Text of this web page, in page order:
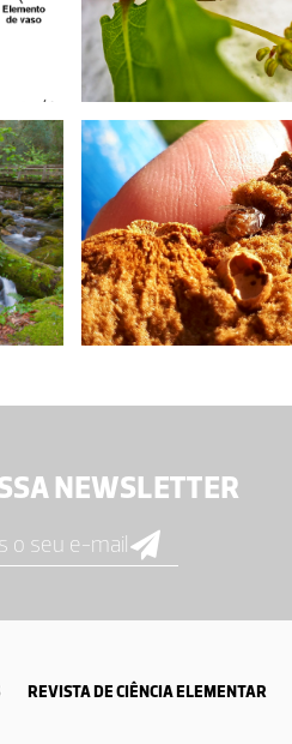
NEWSLETTER
REVISTA DE CIÊNCIA ELEMENTAR